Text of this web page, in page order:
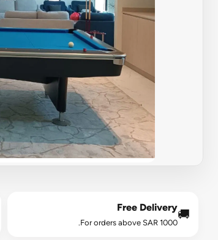
🚚
Free Delivery
For orders above SAR 1000.